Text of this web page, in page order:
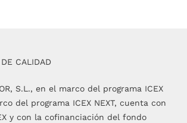
CALIDAD
S.L., en el marco del programa ICEX
del programa ICEX NEXT, cuenta con
y con la cofinanciación del fondo